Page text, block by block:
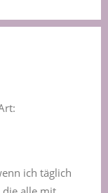
ich täglich